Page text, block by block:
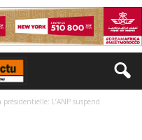
L’ANP suspend